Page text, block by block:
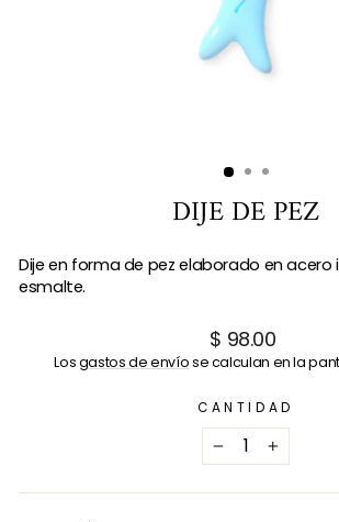
DIJE DE PEZ
Dije en forma de pez elaborado en acero
esmalte.
Precio
habitual
$ 98.00
Losgastos de envíose calculan en la
CANTIDAD
− +